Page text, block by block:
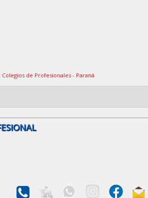
Colegios de Profesionales - Paraná